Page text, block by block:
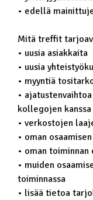
• edellä
Mitä treffit
• uusia asiakkaita
• uusia
• myyntiä
•
kollegojen kanssa
• verkostojen
• oman
• oman
• muiden
toiminnassa
• lisää tietoa